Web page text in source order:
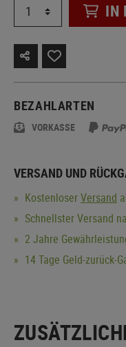
IN
BEZAHLARTEN
VORKASSE
VERSAND UND
KostenloserVersand
Schnellster Versand
2 Jahre
14 Tage Geld-zurück-